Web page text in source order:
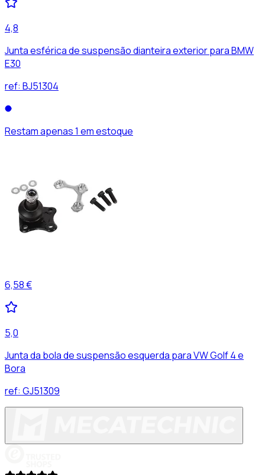
4,8
Junta esférica de suspensão dianteira exterior para BMW
E30
ref: BJ51304
Restam apenas 1 em estoque
6,58 €
5,0
Junta da bola de suspensão esquerda para VW Golf 4 e
Bora
ref: GJ51309